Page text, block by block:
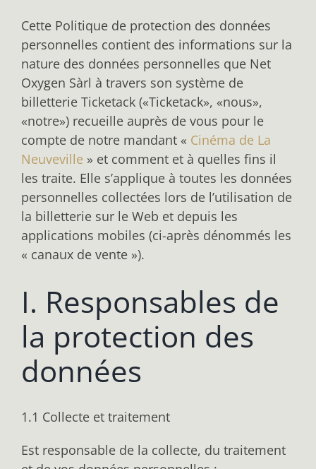
Cette Politique de protection des données
personnelles contient des informations sur la
nature des données personnelles que Net
Oxygen Sàrl à travers son système de
billetterie Ticketack («Ticketack», «nous»,
«notre») recueille auprès de vous pour le
compte de notre mandant « Cinéma de La
Neuveville » et comment et à quelles fins il
les traite. Elle s’applique à toutes les données
personnelles collectées lors de l’utilisation de
la billetterie sur le Web et depuis les
applications mobiles (ci-après dénommés les
« canaux de vente »).
I. Responsables de
la protection des
données
1.1 Collecte et traitement
Est responsable de la collecte, du traitement